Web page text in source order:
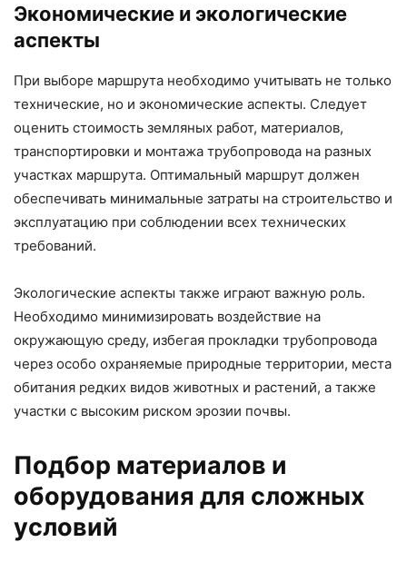
Экономические и экологические
аспекты
При выборе маршрута необходимо учитывать не только
технические, но и экономические аспекты. Следует
оценить стоимость земляных работ, материалов,
транспортировки и монтажа трубопровода на разных
участках маршрута. Оптимальный маршрут должен
обеспечивать минимальные затраты на строительство и
эксплуатацию при соблюдении всех технических
требований.
Экологические аспекты также играют важную роль.
Необходимо минимизировать воздействие на
окружающую среду, избегая прокладки трубопровода
через особо охраняемые природные территории, места
обитания редких видов животных и растений, а также
участки с высоким риском эрозии почвы.
Подбор материалов и
оборудования для сложных
условий